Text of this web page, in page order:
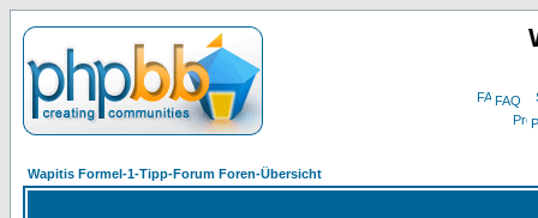
FAQ
Wapitis Formel-1-Tipp-Forum Foren-Übersicht